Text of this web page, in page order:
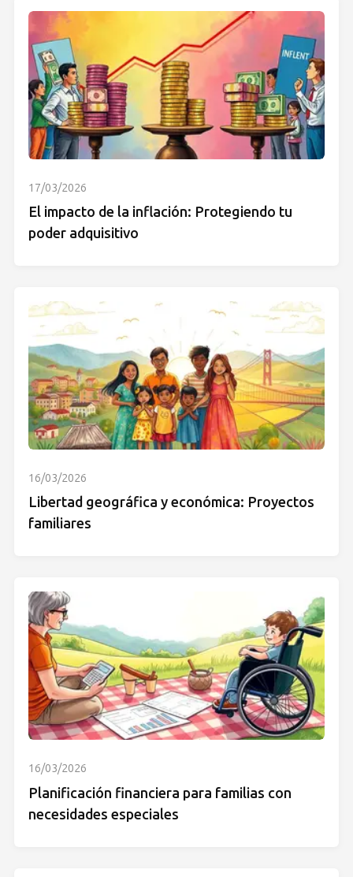
17/03/2026
El impacto de la inflación: Protegiendo tu
poder adquisitivo
16/03/2026
Libertad geográfica y económica: Proyectos
familiares
16/03/2026
Planificación financiera para familias con
necesidades especiales